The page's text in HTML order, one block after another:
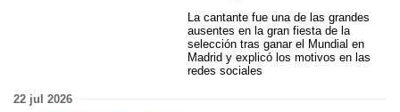
La cantante fue una de las grandes
ausentes en la gran fiesta de la
selección tras ganar el Mundial en
Madrid y explicó los motivos en las
redes sociales
22 jul 2026